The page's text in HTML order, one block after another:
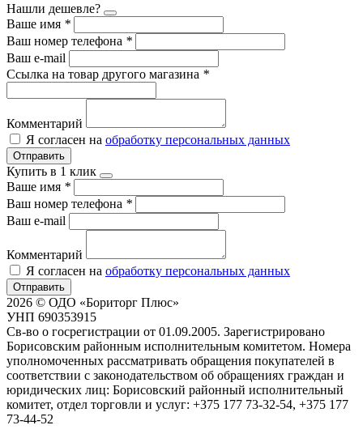
Нашли дешевле?
Ваше имя *
Ваш номер телефона *
Ваш e-mail
Ссылка на товар другого магазина *
Комментарий
Я согласен на обработку персональных данных
Отправить
Купить в 1 клик
Ваше имя *
Ваш номер телефона *
Ваш e-mail
Комментарий
Я согласен на обработку персональных данных
Отправить
2026 © ОДО «Бориторг Плюс»
УНП 690353915
Св-во о госрегистрации от 01.09.2005. Зарегистрировано
Борисовским районным исполнительным комитетом. Номера
уполномоченных рассматривать обращения покупателей в
соответствии с законодательством об обращениях граждан и
юридических лиц: Борисовский районный исполнительный
комитет, отдел торговли и услуг: +375 177 73-32-54, +375 177
73-44-52